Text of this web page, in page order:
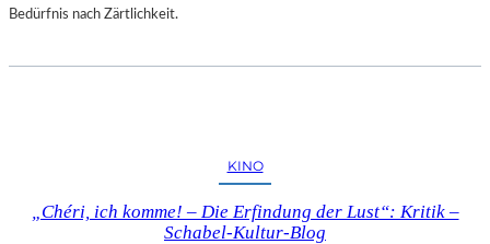
Bedürfnis nach Zärtlichkeit.
KINO
„Chéri, ich komme! – Die Erfindung der Lust“: Kritik –
Schabel-Kultur-Blog